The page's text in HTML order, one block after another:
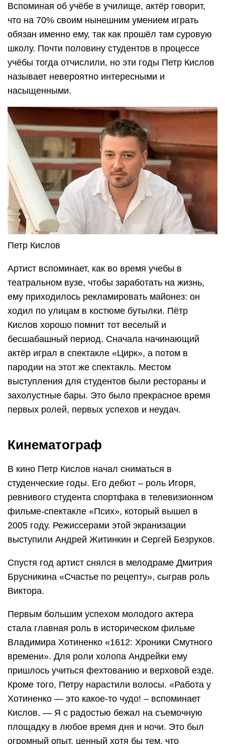
Вспоминая об учёбе в училище, актёр говорит,
что на 70% своим нынешним умением играть
обязан именно ему, так как прошёл там суровую
школу. Почти половину студентов в процессе
учёбы тогда отчислили, но эти годы Петр Кислов
называет невероятно интересными и
насыщенными.
Петр Кислов
Артист вспоминает, как во время учебы в
театральном вузе, чтобы заработать на жизнь,
ему приходилось рекламировать майонез: он
ходил по улицам в костюме бутылки. Пётр
Кислов хорошо помнит тот веселый и
бесшабашный период. Сначала начинающий
актёр играл в спектакле «Цирк», а потом в
пародии на этот же спектакль. Местом
выступления для студентов были рестораны и
захолустные бары. Это было прекрасное время
первых ролей, первых успехов и неудач.
Кинематограф
В кино Петр Кислов начал сниматься в
студенческие годы. Его дебют – роль Игоря,
ревнивого студента спортфака в телевизионном
фильме-спектакле «Псих», который вышел в
2005 году. Режиссерами этой экранизации
выступили Андрей Житинкин и Сергей Безруков.
Спустя год артист снялся в мелодраме Дмитрия
Брусникина «Счастье по рецепту», сыграв роль
Виктора.
Первым большим успехом молодого актера
стала главная роль в историческом фильме
Владимира Хотиненко «1612: Хроники Смутного
времени». Для роли холопа Андрейки ему
пришлось учиться фехтованию и верховой езде.
Кроме того, Петру нарастили волосы. «Работа у
Хотиненко — это какое-то чудо! – вспоминает
Кислов. — Я с радостью бежал на съемочную
площадку в любое время дня и ночи. Это был
огромный опыт, ценный хотя бы тем, что